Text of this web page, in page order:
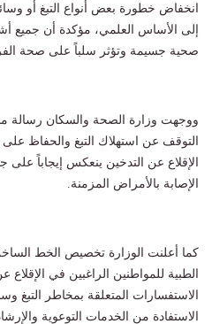
انخفاض خطورة بعض أنواع التبغ أو
إلى الأساس العلمي، مؤكدة أن جميع
صحية جسيمة وتؤثر سلباً على صحة
ووجهت وزارة الصحة والسكان رسالة
التوقف عن استهلاك التبغ والحفاظ
الإقلاع عن التدخين ينعكس إيجاباً على
الإصابة بالأمراض المزمنة.
الطبية للمواطنين الراغبين في الإقلاع
الاستفسارات المتعلقة بمخاطر التبغ
الاستفادة من الخدمات التوعوية